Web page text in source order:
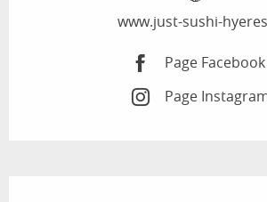
www.just-sushi-
Page Facebook
Page